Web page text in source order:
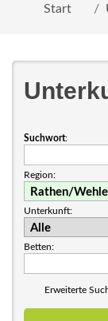
Start
Suchwort:
Region:
Unterkunft:
Betten:
Erweiterte